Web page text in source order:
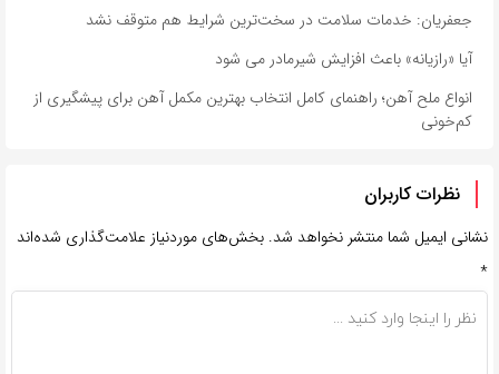
جعفریان: خدمات سلامت در سخت‌ترین شرایط هم متوقف نشد
آیا «رازیانه» باعث افزایش شیرمادر می شود
انواع ملح آهن؛ راهنمای کامل انتخاب بهترین مکمل آهن برای پیشگیری از
کم‌خونی
نظرات کاربران
نشانی ایمیل شما منتشر نخواهد شد. بخش‌های موردنیاز علامت‌گذاری شده‌اند
*